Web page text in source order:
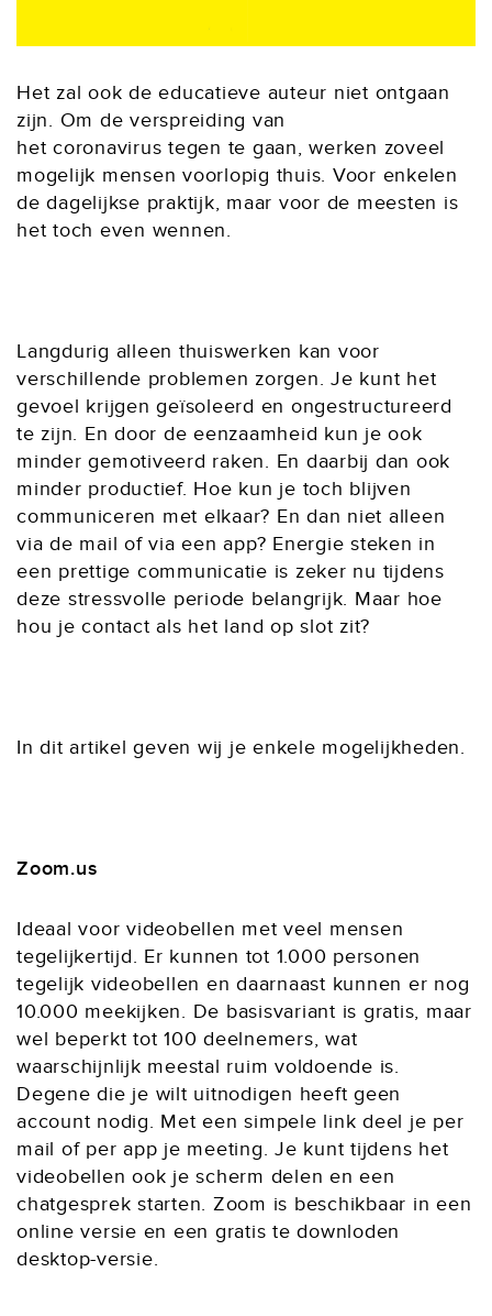
Het zal ook de educatieve auteur niet ontgaan
zijn. Om de verspreiding van
het coronavirus tegen te gaan, werken zoveel
mogelijk mensen voorlopig thuis. Voor enkelen
de dagelijkse praktijk, maar voor de meesten is
het toch even wennen.
Langdurig alleen thuiswerken kan voor
verschillende problemen zorgen. Je kunt het
gevoel krijgen geïsoleerd en ongestructureerd
te zijn. En door de eenzaamheid kun je ook
minder gemotiveerd raken. En daarbij dan ook
minder productief. Hoe kun je toch blijven
communiceren met elkaar? En dan niet alleen
via de mail of via een app? Energie steken in
een prettige communicatie is zeker nu tijdens
deze stressvolle periode belangrijk. Maar hoe
hou je contact als het land op slot zit?
In dit artikel geven wij je enkele mogelijkheden.
Zoom.us
Ideaal voor videobellen met veel mensen
tegelijkertijd. Er kunnen tot 1.000 personen
tegelijk videobellen en daarnaast kunnen er nog
10.000 meekijken. De basisvariant is gratis, maar
wel beperkt tot 100 deelnemers, wat
waarschijnlijk meestal ruim voldoende is.
Degene die je wilt uitnodigen heeft geen
account nodig. Met een simpele link deel je per
mail of per app je meeting. Je kunt tijdens het
videobellen ook je scherm delen en een
chatgesprek starten. Zoom is beschikbaar in een
online versie en een gratis te downloden
desktop-versie.